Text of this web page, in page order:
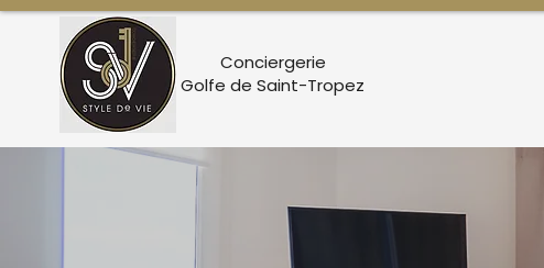
Conciergerie
Golfe de Saint-Tropez